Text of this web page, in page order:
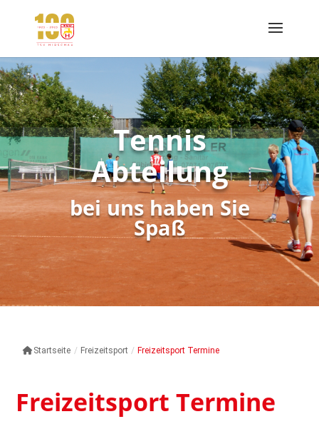
Tennis
Abteilung
bei uns haben Sie
Spaß
Startseite / Freizeitsport / Freizeitsport Termine
Freizeitsport Termine